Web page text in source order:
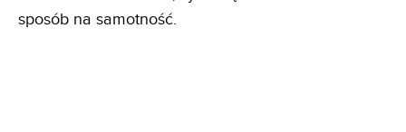
sposób na samotność.